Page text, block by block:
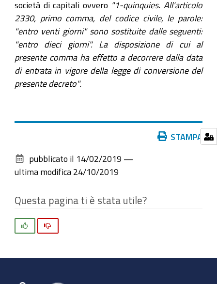
società di capitali ovvero "1-quinquies. All'articolo
2330, primo comma, del codice civile, le parole:
"entro venti giorni" sono sostituite dalle seguenti:
"entro dieci giorni". La disposizione di cui al
presente comma ha effetto a decorrere dalla data
di entrata in vigore della legge di conversione del
presente decreto".
documento
STAMPA
pubblicato il 14/02/2019 —
ultima modifica 24/10/2019
Questa pagina ti è stata utile?